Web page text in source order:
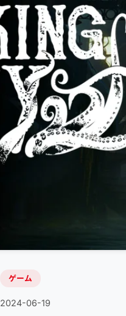
ゲーム
2024-06-19